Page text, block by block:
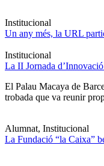
Institucional
Un any més, la URL
Institucional
La II Jornada
El Palau Macaya de
trobada que va reunir
Alumnat, Institucional
La Fundació “la Caixa”